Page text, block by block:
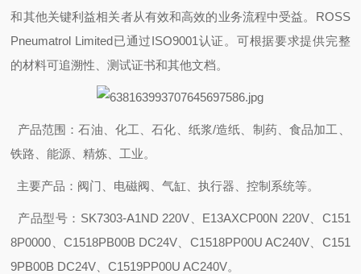
和其他关键利益相关者从有效和高效的业务流程中受益。ROSS
Pneumatrol Limited已通过ISO9001认证。可根据要求提供完整
的材料可追溯性、测试证书和其他文档。
产品范围：石油、化工、石化、纸浆/造纸、制药、食品加工、
铁路、能源、精炼、工业。
主要产品：阀门、电磁阀、气缸、执行器、控制系统等。
产品型号：SK7303-A1ND 220V、E13AXCP00N 220V、C151
8P0000、C1518PB00B DC24V、C1518PP00U AC240V、C151
9PB00B DC24V、C1519PP00U AC240V。